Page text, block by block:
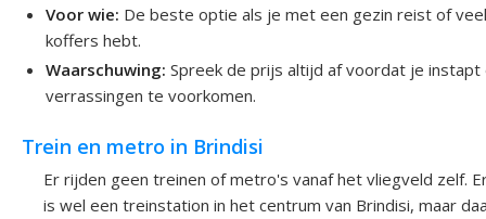
Voor wie: De beste optie als je met een gezin reist of
koffers hebt.
Waarschuwing: Spreek de prijs altijd af voordat je instapt
verrassingen te voorkomen.
Trein en metro in Brindisi
Er rijden geen treinen of metro's vanaf het vliegveld zelf.
is wel een treinstation in het centrum van Brindisi, maar